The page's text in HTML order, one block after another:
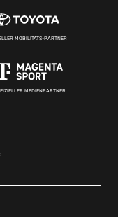
MOBILITÄTS-PARTNER
MEDIENPARTNER